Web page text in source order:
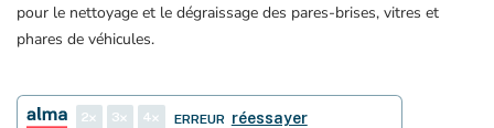
pour le nettoyage et le dégraissage des pares-brises, vitres et
phares de véhicules.
2 3 4 ERREUR réessayer